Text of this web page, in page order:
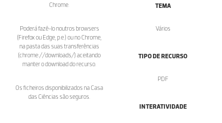
Chrome.
Poderá fazê-lo noutros browsers
(Firefox ou Edge, p.e.) ou no Chrome,
na pasta das suas transferências
(chrome://downloads/) aceitando
manter o download do recurso.
Os ficheiros disponibilizados na Casa
das Ciências são seguros.
TEMA
Vários
TIPO DE RECURSO
PDF
INTERATIVIDADE